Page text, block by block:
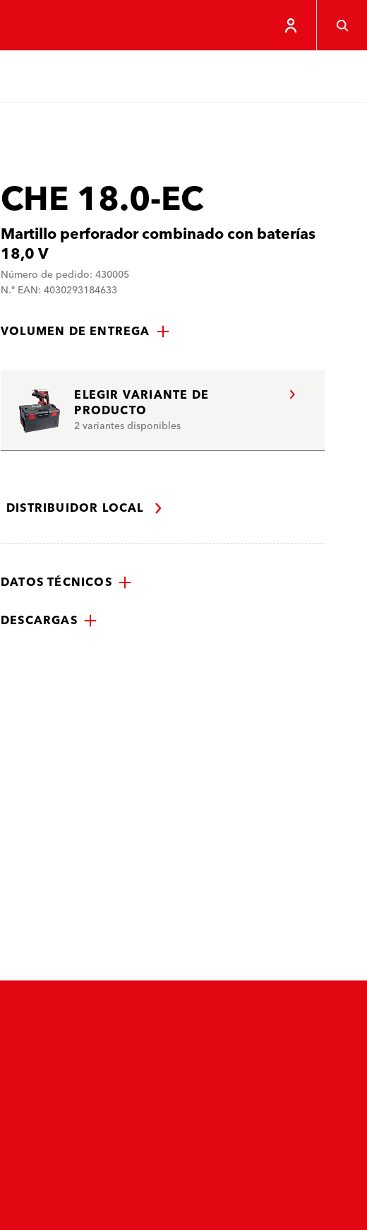
CHE 18.0-EC
Martillo perforador combinado con baterías
18,0 V
Número de pedido: 430005
N.º EAN: 4030293184633
VOLUMEN DE ENTREGA
ELEGIR VARIANTE DE
PRODUCTO
2 variantes disponibles
DISTRIBUIDOR LOCAL
DATOS TÉCNICOS
DESCARGAS